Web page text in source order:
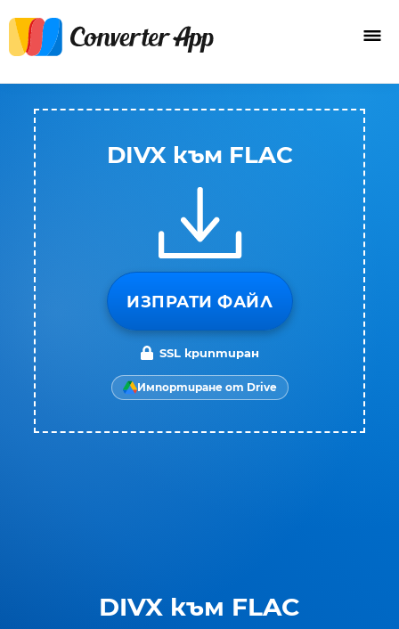
DIVX към FLAC
DIVX към FLAC
ИЗПРАТИ ФАЙЛ
SSL криптиран
Импортиране от Drive